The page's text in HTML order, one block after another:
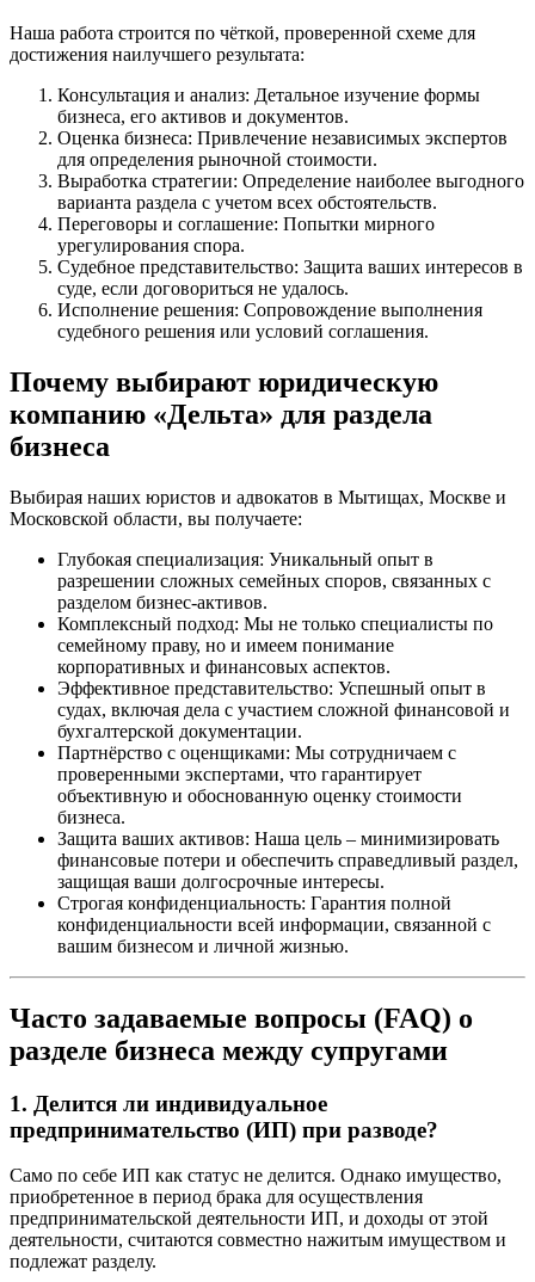
Наша работа строится по чёткой, проверенной схеме для
достижения наилучшего результата:
Консультация и анализ: Детальное изучение формы
бизнеса, его активов и документов.
Оценка бизнеса: Привлечение независимых экспертов
для определения рыночной стоимости.
Выработка стратегии: Определение наиболее выгодного
варианта раздела с учетом всех обстоятельств.
Переговоры и соглашение: Попытки мирного
урегулирования спора.
Судебное представительство: Защита ваших интересов в
суде, если договориться не удалось.
Исполнение решения: Сопровождение выполнения
судебного решения или условий соглашения.
Почему выбирают юридическую
компанию «Дельта» для раздела
бизнеса
Выбирая наших юристов и адвокатов в Мытищах, Москве и
Московской области, вы получаете:
Глубокая специализация: Уникальный опыт в
разрешении сложных семейных споров, связанных с
разделом бизнес-активов.
Комплексный подход: Мы не только специалисты по
семейному праву, но и имеем понимание
корпоративных и финансовых аспектов.
Эффективное представительство: Успешный опыт в
судах, включая дела с участием сложной финансовой и
бухгалтерской документации.
Партнёрство с оценщиками: Мы сотрудничаем с
проверенными экспертами, что гарантирует
объективную и обоснованную оценку стоимости
бизнеса.
Защита ваших активов: Наша цель – минимизировать
финансовые потери и обеспечить справедливый раздел,
защищая ваши долгосрочные интересы.
Строгая конфиденциальность: Гарантия полной
конфиденциальности всей информации, связанной с
вашим бизнесом и личной жизнью.
Часто задаваемые вопросы (FAQ) о
разделе бизнеса между супругами
1. Делится ли индивидуальное
предпринимательство (ИП) при разводе?
Само по себе ИП как статус не делится. Однако имущество,
приобретенное в период брака для осуществления
предпринимательской деятельности ИП, и доходы от этой
деятельности, считаются совместно нажитым имуществом и
подлежат разделу.